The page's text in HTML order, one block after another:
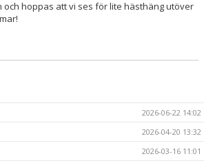
och hoppas att vi ses för lite hästhäng utöver
2026-06-22 14:02
2026-04-20 13:32
2026-03-16 11:01